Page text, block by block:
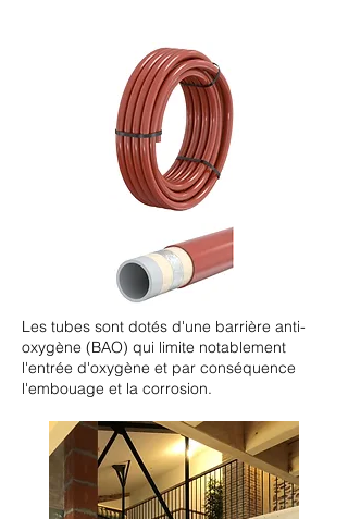
Les tubes sont dotés d'une barrière anti-
oxygène (BAO) qui limite notablement
l'entrée d'oxygène et par conséquence
l'embouage et la corrosion.